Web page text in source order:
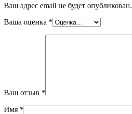
Ваш адрес email не будет опубликован.
Ваша оценка *
Ваш отзыв *
Имя *